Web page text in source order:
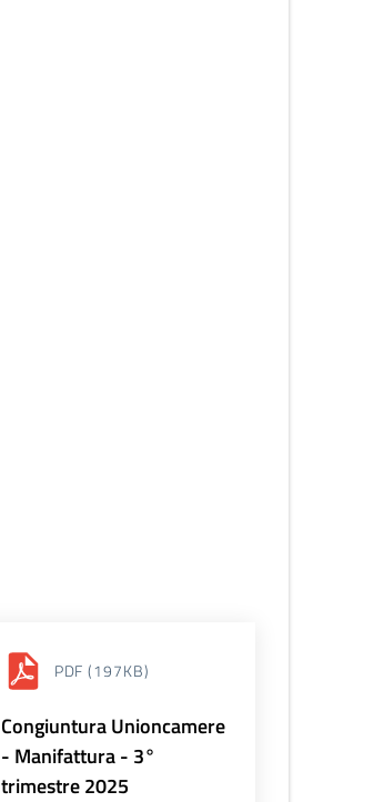
PDF (197KB)
Congiuntura Unioncamere
- Manifattura - 3°
trimestre 2025